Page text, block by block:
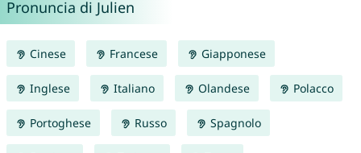
Pronuncia di Julien
Cinese Francese Giapponese
Inglese Italiano Olandese Polacco
Portoghese Russo Spagnolo